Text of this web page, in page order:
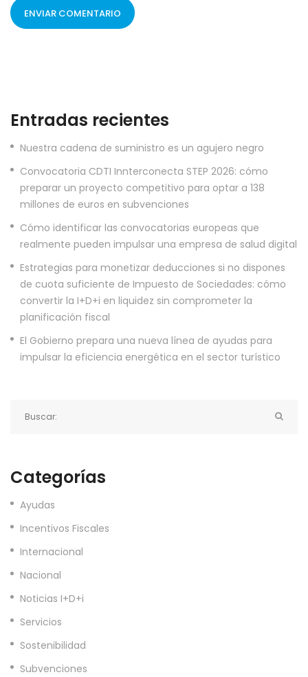
Entradas recientes
Nuestra cadena de suministro es un agujero negro
Convocatoria CDTI Innterconecta STEP 2026: cómo
preparar un proyecto competitivo para optar a 138
millones de euros en subvenciones
Cómo identificar las convocatorias europeas que
realmente pueden impulsar una empresa de salud digital
Estrategias para monetizar deducciones si no dispones
de cuota suficiente de Impuesto de Sociedades: cómo
convertir la I+D+i en liquidez sin comprometer la
planificación fiscal
El Gobierno prepara una nueva línea de ayudas para
impulsar la eficiencia energética en el sector turístico
Categorías
Ayudas
Incentivos Fiscales
Internacional
Nacional
Noticias I+D+i
Servicios
Sostenibilidad
Subvenciones